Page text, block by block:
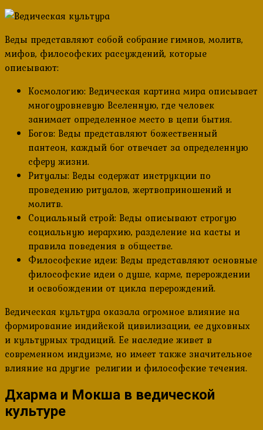
Веды представляют собой собрание гимнов, молитв,
мифов, философских рассуждений, которые
описывают:
Космологию: Ведическая картина мира описывает
многоуровневую Вселенную, где человек
занимает определенное место в цепи бытия.
Богов: Веды представляют божественный
пантеон, каждый бог отвечает за определенную
сферу жизни.
Ритуалы: Веды содержат инструкции по
проведению ритуалов, жертвоприношений и
молитв.
Социальный строй: Веды описывают строгую
социальную иерархию, разделение на касты и
правила поведения в обществе.
Философские идеи: Веды представляют основные
философские идеи о душе, карме, перерождении
и освобождении от цикла перерождений.
Ведическая культура оказала огромное влияние на
формирование индийской цивилизации, ее духовных
и культурных традиций. Ее наследие живет в
современном индуизме, но имеет также значительное
влияние на другие религии и философские течения.
Дхарма и Мокша в ведической
культуре